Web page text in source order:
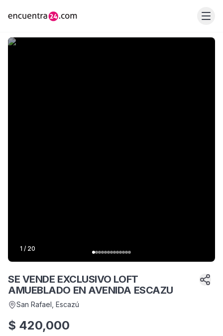
1 / 20
SE VENDE EXCLUSIVO LOFT
AMUEBLADO EN AVENIDA ESCAZU
San Rafael , Escazú
$ 420,000